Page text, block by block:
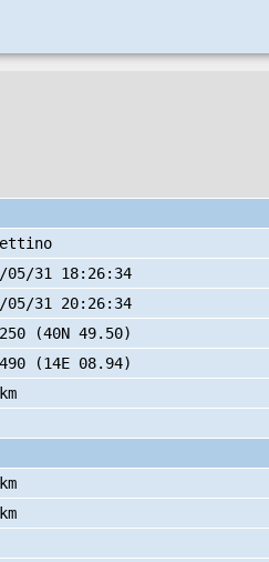
05/31 18:26:34
05/31 20:26:34
(40N 49.50)
(14E 08.94)